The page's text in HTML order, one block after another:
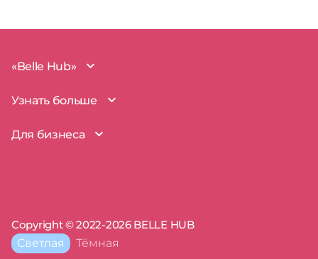
«Belle Hub»
О проекте
Наша команда
Узнать больше
BelleHub для вас
Отзывы
Пресса о нас
Полезные советы
Для бизнеса
Запросы прав на бизнес
Сертификаты
Поддержка
Copyright © 2022-2026 BELLE HUB
Тема
сайта:
Светлая Тёмная